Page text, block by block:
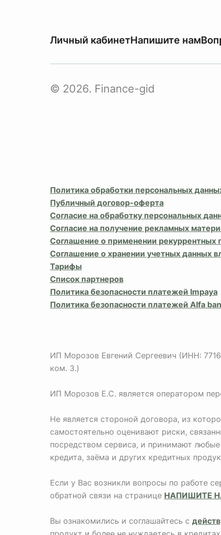
Личный кабинетНапишите нам
© 2026. Finance-gid
Политика обработки персональных
Публичный договор-оферта
Согласие на обработку персональных
Согласие на получение рекламных
Соглашение о применении рекуррентных
Соглашение о хранении учетных данных
Тарифы
Список партнеров
Политика безопасности платежей Impaya
Политика безопасности платежей Alfa
ИП Морозов Евгений Сергеевич (ИНН:
ком. 3.)
ИП Морозов Е.С. является оператором
Не является стороной договора, из
самостоятельно оценивают риски,
посредством сервиса, и принимают любые
кредита, заёма и других кредитных
Если у Вас возникли вопросы по работе
обратной связи на странице НАПИШИТЕ
Вы ознакомились и соглашайтесь с